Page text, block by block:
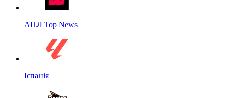
АПЛ Top News
Іспанія